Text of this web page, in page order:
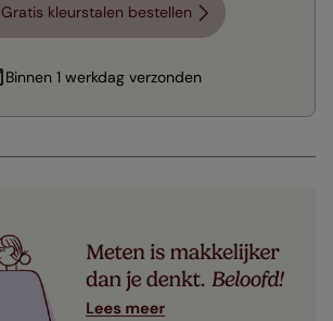
Gratis kleurstalen bestellen
Binnen 1 werkdag verzonden